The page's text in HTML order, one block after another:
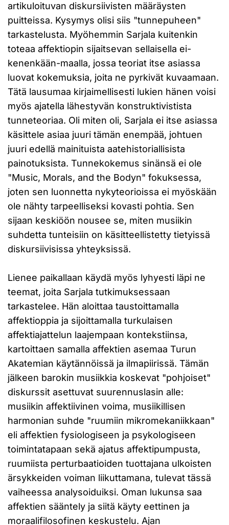
artikuloituvan diskursiivisten määräysten
puitteissa. Kysymys olisi siis "tunnepuheen"
tarkastelusta. Myöhemmin Sarjala kuitenkin
toteaa affektiopin sijaitsevan sellaisella ei-
kenenkään-maalla, jossa teoriat itse asiassa
luovat kokemuksia, joita ne pyrkivät kuvaamaan.
Tätä lausumaa kirjaimellisesti lukien hänen voisi
myös ajatella lähestyvän konstruktivistista
tunneteoriaa. Oli miten oli, Sarjala ei itse asiassa
käsittele asiaa juuri tämän enempää, johtuen
juuri edellä mainituista aatehistoriallisista
painotuksista. Tunnekokemus sinänsä ei ole
"Music, Morals, and the Bodyn" fokuksessa,
joten sen luonnetta nykyteorioissa ei myöskään
ole nähty tarpeelliseksi kovasti pohtia. Sen
sijaan keskiöön nousee se, miten musiikin
suhdetta tunteisiin on käsitteellistetty tietyissä
diskursiivisissa yhteyksissä.
Lienee paikallaan käydä myös lyhyesti läpi ne
teemat, joita Sarjala tutkimuksessaan
tarkastelee. Hän aloittaa taustoittamalla
affektioppia ja sijoittamalla turkulaisen
affektiajattelun laajempaan kontekstiinsa,
kartoittaen samalla affektien asemaa Turun
Akatemian käytännöissä ja ilmapiirissä. Tämän
jälkeen barokin musiikkia koskevat "pohjoiset"
diskurssit asettuvat suurennuslasin alle:
musiikin affektiivinen voima, musiikillisen
harmonian suhde "ruumiin mikromekaniikkaan"
eli affektien fysiologiseen ja psykologiseen
toimintatapaan sekä ajatus affektipumpusta,
ruumiista perturbaatioiden tuottajana ulkoisten
ärsykkeiden voiman liikuttamana, tulevat tässä
vaiheessa analysoiduiksi. Oman lukunsa saa
affektien sääntely ja siitä käyty eettinen ja
moraalifilosofinen keskustelu. Ajan